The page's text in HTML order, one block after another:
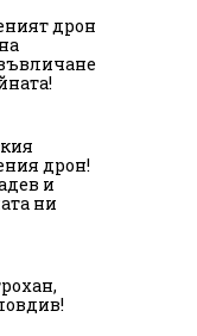
дрон
дрон!
и
ни